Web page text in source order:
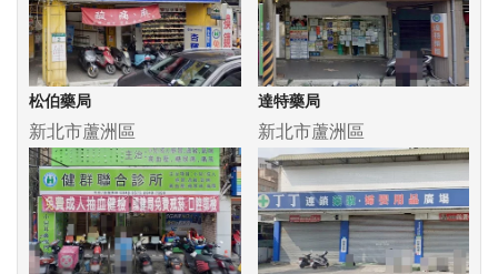
松伯藥局
新北市蘆洲區
達特藥局
新北市蘆洲區